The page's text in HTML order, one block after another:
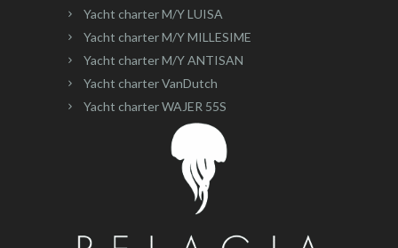
Yacht charter M/Y LUISA
Yacht charter M/Y MILLESIME
Yacht charter M/Y ANTISAN
Yacht charter VanDutch
Yacht charter WAJER 55S